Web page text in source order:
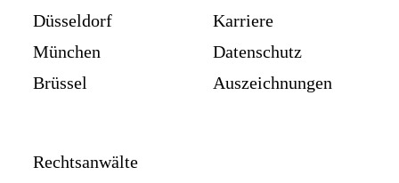
Düsseldorf
München
Brüssel
Karriere
Datenschutz
Auszeichnungen
Rechtsanwälte